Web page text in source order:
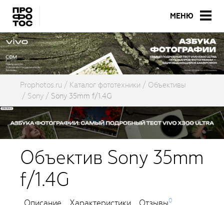
МЕНЮ
Prophotos.ru Каталог фототехники
Объективы
Sony
Sony 35mm f/1.4G
Объектив Sony 35mm
f/1.4G
0